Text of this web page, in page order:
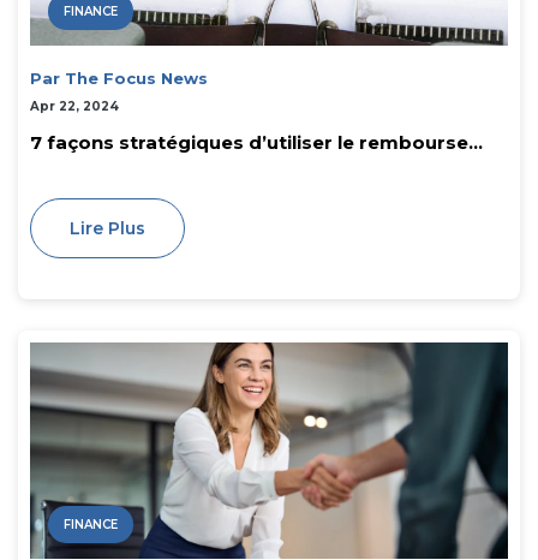
FINANCE
Par The Focus News
Apr 22, 2024
7 façons stratégiques d’utiliser le rembourse...
Lire Plus
FINANCE